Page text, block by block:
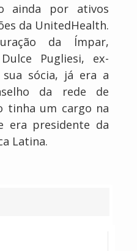
ainda por ativos
da UnitedHealth.
da Ímpar,
Pugliesi, ex-
sócia, já era a
da rede de
tinha um cargo na
era presidente da
Latina.